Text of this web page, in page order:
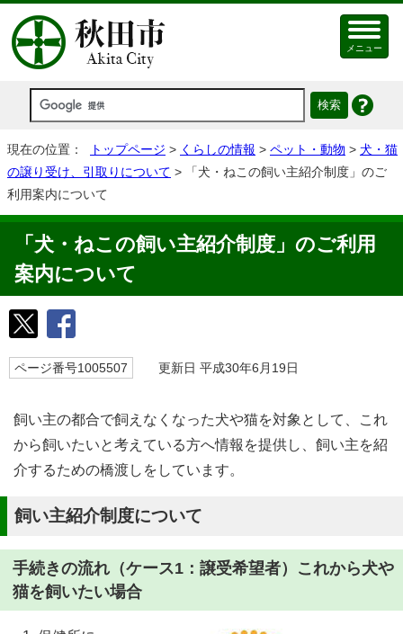
メニュー
現在の位置： トップページ > くらしの情報 > ペット・動物 > 犬・猫
の譲り受け、引取りについて > 「犬・ねこの飼い主紹介制度」のご
利用案内について
「犬・ねこの飼い主紹介制度」のご利用
案内について
ページ番号1005507 更新日 平成30年6月19日
飼い主の都合で飼えなくなった犬や猫を対象として、これ
から飼いたいと考えている方へ情報を提供し、飼い主を紹
介するための橋渡しをしています。
飼い主紹介制度について
手続きの流れ（ケース1：譲受希望者）これから犬や
猫を飼いたい場合